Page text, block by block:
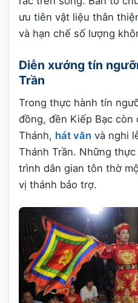
ưu tiên vật liệu thân
và hạn chế số lượng
Diễn xướng tín
Trần
Trong thực hành tín
đồng, đền Kiếp Bạc còn
Thánh, hát văn và nghi
Thánh Trần. Những
trình dân gian tôn thờ
vị thánh bảo trợ.